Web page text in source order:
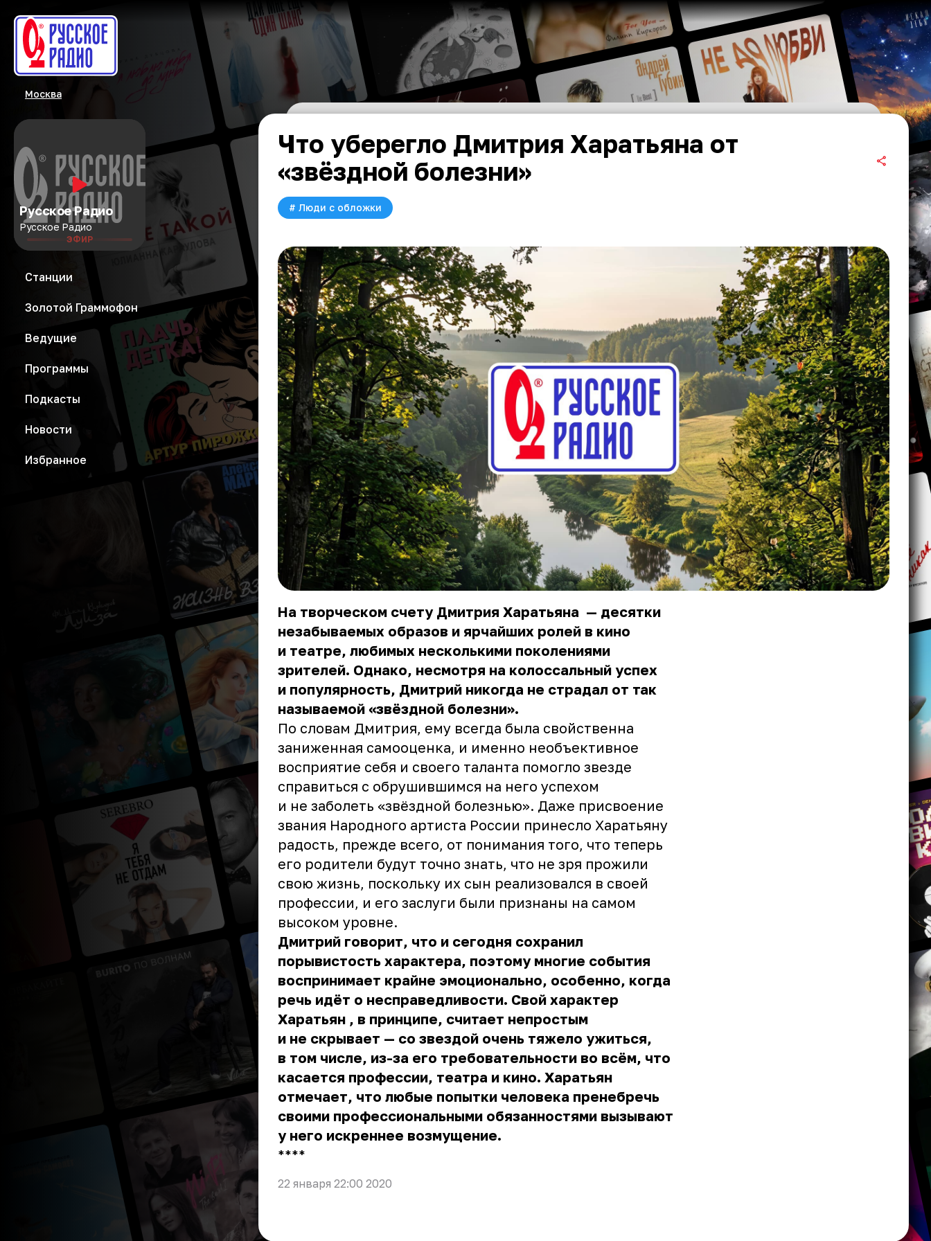
Москва
Русское Радио
Русское Радио
ЭФИР
Станции
Золотой Граммофон
Ведущие
Программы
Подкасты
Новости
Избранное
Что уберегло Дмитрия Харатьяна от
«звёздной болезни»
# Люди с обложки
На творческом счету Дмитрия Харатьяна — десятки
незабываемых образов и ярчайших ролей в кино
и театре, любимых несколькими поколениями
зрителей. Однако, несмотря на колоссальный успех
и популярность, Дмитрий никогда не страдал от так
называемой «звёздной болезни».
По словам Дмитрия, ему всегда была свойственна
заниженная самооценка, и именно необъективное
восприятие себя и своего таланта помогло звезде
справиться с обрушившимся на него успехом
и не заболеть «звёздной болезнью». Даже присвоение
звания Народного артиста России принесло Харатьяну
радость, прежде всего, от понимания того, что теперь
его родители будут точно знать, что не зря прожили
свою жизнь, поскольку их сын реализовался в своей
профессии, и его заслуги были признаны на самом
высоком уровне.
Дмитрий говорит, что и сегодня сохранил
порывистость характера, поэтому многие события
воспринимает крайне эмоционально, особенно, когда
речь идёт о несправедливости. Свой характер
Харатьян , в принципе, считает непростым
и не скрывает — со звездой очень тяжело ужиться,
в том числе, из-за его требовательности во всём, что
касается профессии, театра и кино. Харатьян
отмечает, что любые попытки человека пренебречь
своими профессиональными обязанностями вызывают
у него искреннее возмущение.
** **
22 января 22:00 2020